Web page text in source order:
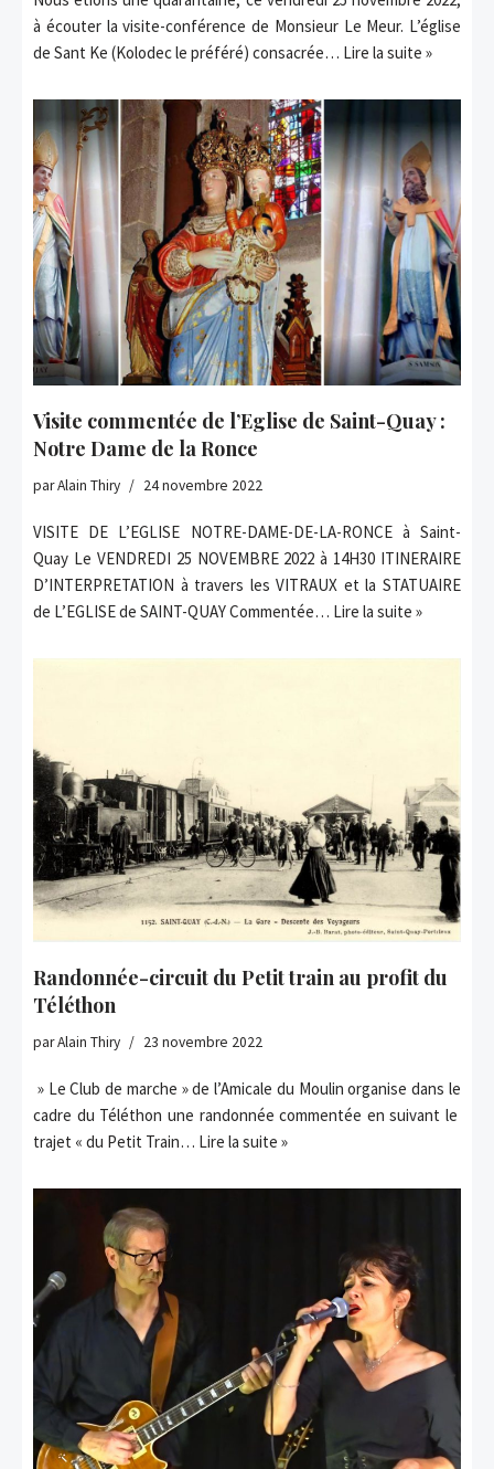
à écouter la visite-conférence de Monsieur Le Meur. L’église
de Sant Ke (Kolodec le préféré) consacrée… Lire la suite »
Visite commentée de l’Eglise de Saint-Quay :
Notre Dame de la Ronce
parAlain Thiry 24 novembre 2022
VISITE DE L’EGLISE NOTRE-DAME-DE-LA-RONCE à Saint-
Quay Le VENDREDI 25 NOVEMBRE 2022 à 14H30 ITINERAIRE
D’INTERPRETATION à travers les VITRAUX et la STATUAIRE
de L’EGLISE de SAINT-QUAY Commentée… Lire la suite »
Randonnée-circuit du Petit train au profit du
Téléthon
parAlain Thiry 23 novembre 2022
» Le Club de marche » de l’Amicale du Moulin organise dans le
cadre du Téléthon une randonnée commentée en suivant le
trajet « du Petit Train… Lire la suite »